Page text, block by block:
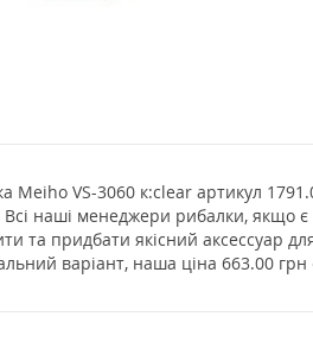
Meiho VS-3060 к:clear артикул
наші менеджери рибалки, якщо
та придбати якісний аксессуар
варіант, наша ціна 663.00